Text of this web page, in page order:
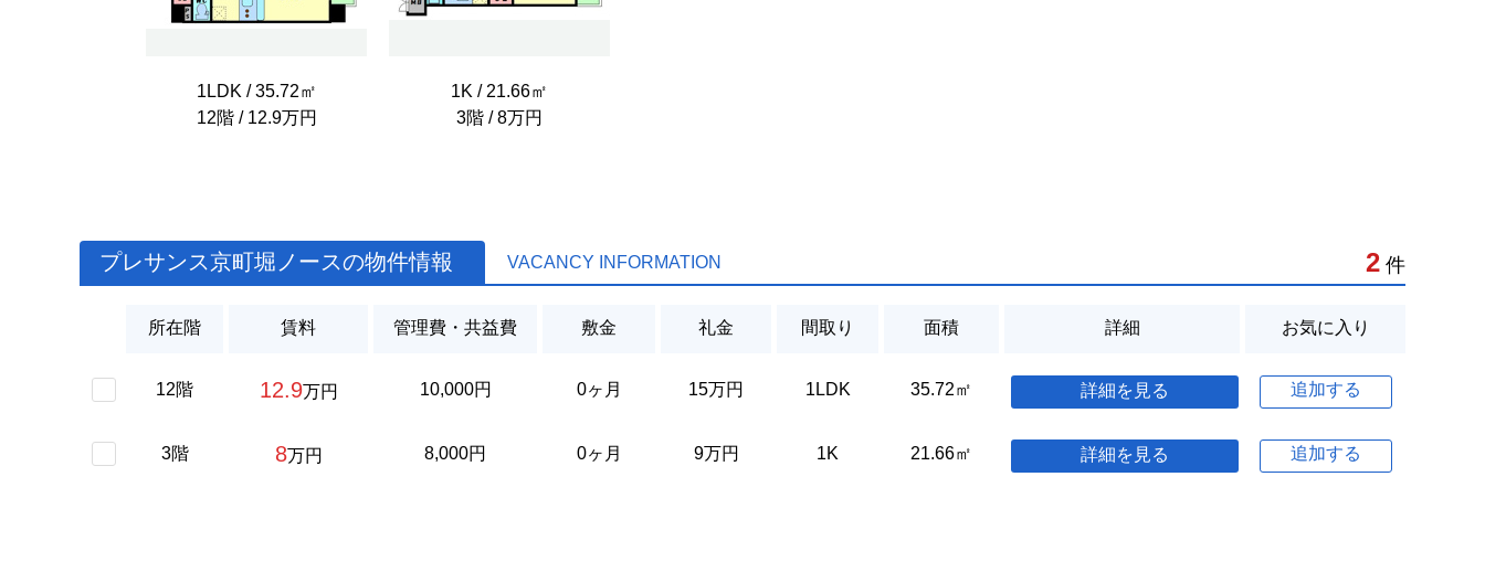
1LDK / 35.72㎡
12階 / 12.9万円
1K / 21.66㎡
3階 / 8万円
プレサンス京町堀ノースの物件情報 VACANCY INFORMATION 2 件
所在階 賃料 管理費・共益費 敷金 礼金 間取り 面積 詳細 お気に入り
12階 12.9万円 10,000円 0ヶ月 15万円 1LDK 35.72㎡ 詳細を見る 追加する
3階 8万円 8,000円 0ヶ月 9万円 1K 21.66㎡ 詳細を見る 追加する